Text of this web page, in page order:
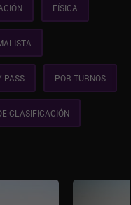
FÍSICA
PASS POR TURNOS
CLASIFICACIÓN